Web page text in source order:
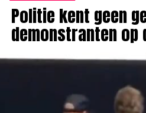
Politie kent geen
demonstranten op